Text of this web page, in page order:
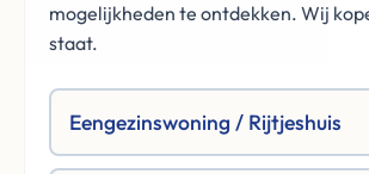
mogelijkheden te ontdekken. Wij
staat.
Eengezinswoning / Rijtjeshuis